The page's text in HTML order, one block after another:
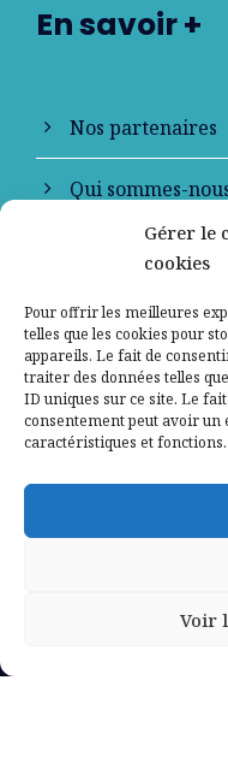
Gérer le
cookies
Pour offrir les meilleures
telles que les cookies pour
appareils. Le fait de
traiter des données telles
ID uniques sur ce site. Le
consentement peut avoir
caractéristiques et fonctions.
Voir
En savoir +
Nos partenaires
Qui sommes-
Contactez-nous
Mentions légales
Politique de